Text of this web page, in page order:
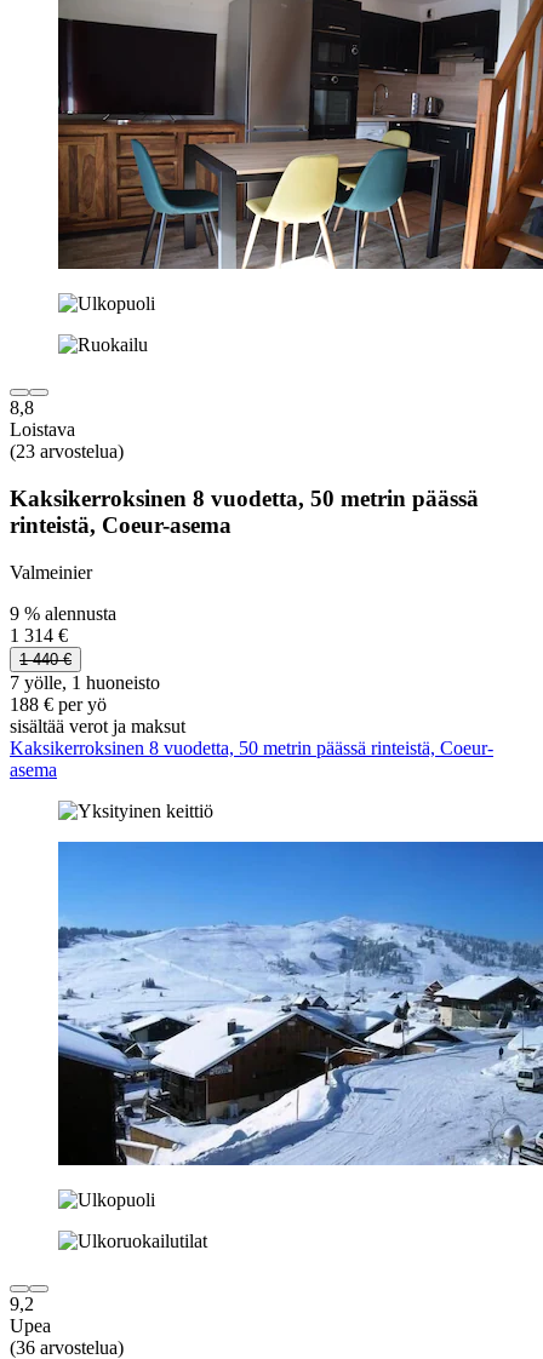
8,8
Loistava
(23 arvostelua)
Kaksikerroksinen 8 vuodetta, 50 metrin päässä
rinteistä, Coeur-asema
Valmeinier
9 % alennusta
1 314 €
1 440 €
7 yölle, 1 huoneisto
188 € per yö
sisältää verot ja maksut
Kaksikerroksinen 8 vuodetta, 50 metrin päässä rinteistä, Coeur-
asema
9,2
Upea
(36 arvostelua)